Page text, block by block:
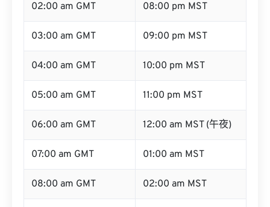
02:00 am GMT 08:00 pm MST
03:00 am GMT 09:00 pm MST
04:00 am GMT 10:00 pm MST
05:00 am GMT 11:00 pm MST
06:00 am GMT 12:00 am MST (午夜)
07:00 am GMT 01:00 am MST
08:00 am GMT 02:00 am MST